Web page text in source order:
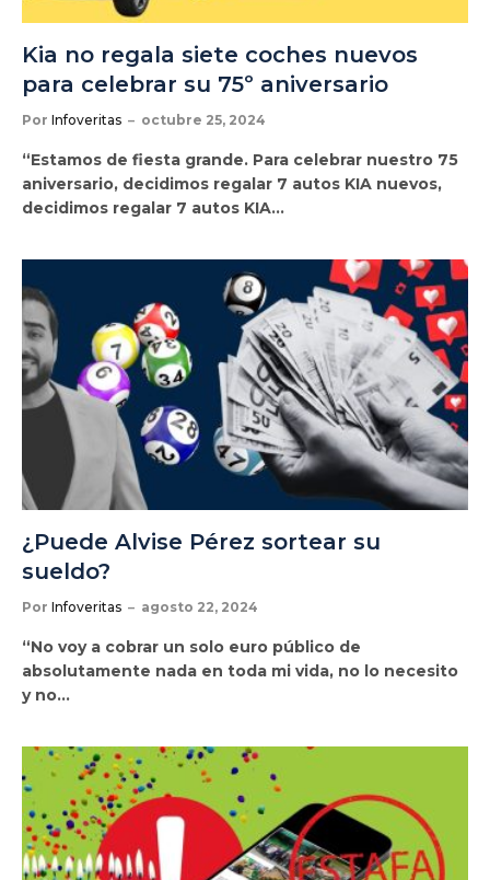
Kia no regala siete coches nuevos
para celebrar su 75º aniversario
Por Infoveritas octubre 25, 2024
“Estamos de fiesta grande. Para celebrar nuestro 75
aniversario, decidimos regalar 7 autos KIA nuevos,
decidimos regalar 7 autos KIA…
¿Puede Alvise Pérez sortear su
sueldo?
Por Infoveritas agosto 22, 2024
“No voy a cobrar un solo euro público de
absolutamente nada en toda mi vida, no lo necesito
y no…